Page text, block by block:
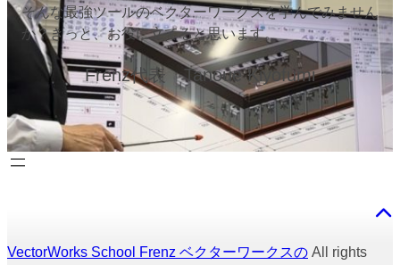
そんな最強ツールのベクターワークスを学んでみません
か？きっと、お役に立てると思います。
Frenz代表 Tanoue Kiyofumi
VectorWorks School Frenz ベクターワークスの All rights